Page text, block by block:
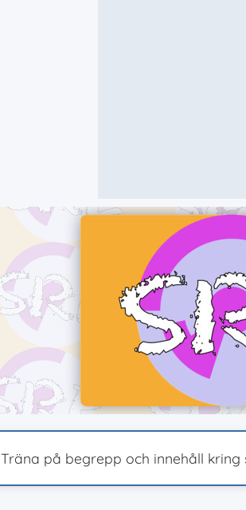
Träna på begrepp och innehåll kring